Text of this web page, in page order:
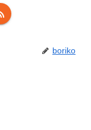
boriko